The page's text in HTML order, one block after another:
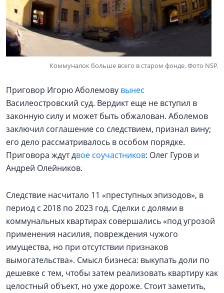
Коммуналок больше всего в старом фонде. Фото NSP.
Приговор Игорю Аболемову вынес
Василеостровский суд. Вердикт еще не вступил в
законную силу и может быть обжалован. Аболемов
заключил соглашение со следствием, признал вину;
его дело рассматривалось в особом порядке.
Приговора ждут двое соучастников: Олег Гуров и
Андрей Олейников.
Следствие насчитало 11 «преступных эпизодов», в
период с 2018 по 2023 год. Сделки с долями в
коммунальных квартирах совершались «под угрозой
применения насилия, повреждения чужого
имущества, но при отсутствии признаков
вымогательства». Смысл бизнеса: выкупать доли по
дешевке с тем, чтобы затем реализовать квартиру как
целостный объект, но уже дороже. Стоит заметить,